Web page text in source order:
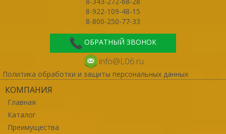
8-922-109-48-15
8-800-250-77-33
ОБРАТНЫЙ ЗВОНОК
info@L06.ru
Политика обработки и защиты персональных данных
КОМПАНИЯ
Главная
Каталог
Преимущества